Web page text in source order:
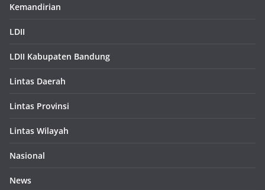
Kemandirian
LDII
LDII Kabupaten Bandung
Lintas Daerah
Lintas Provinsi
Lintas Wilayah
Nasional
News